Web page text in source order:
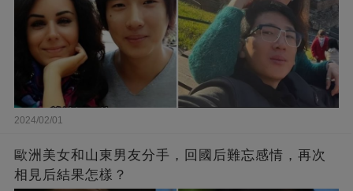
2024/02/01
歐洲美女和山東男友分手，回國后難忘感情，再次
相見后結果怎樣？